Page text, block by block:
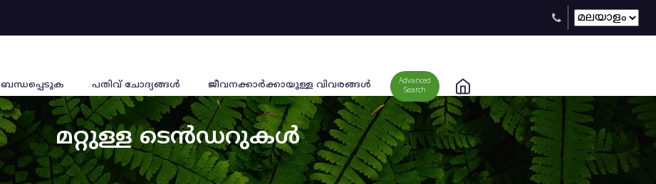
ബന്ധപ്പെടുക പതിവ് ചോദ്യങ്ങൾ ജീവനക്കാര്‍ക്കായുള്ള വിവരങ്ങള്‍
Advanced
Search
മറ്റുള്ള ടെൻഡറുകൾ